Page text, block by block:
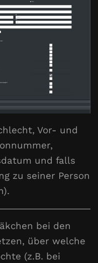
Vor- und
und falls
zu seiner Person
bei den
über welche
(z.B. bei